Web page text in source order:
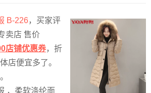
B-226，买家评
卖店 售价
店铺优惠券，折
店便宜多了。
，柔软涤纶面